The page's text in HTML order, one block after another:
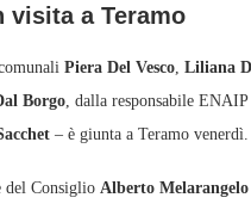
visita a Teramo
Piera Del Vesco Liliana
Borgo , dalla responsabile ENAIP
– è giunta a Teramo venerdì.
del Consiglio Alberto Melarangelo